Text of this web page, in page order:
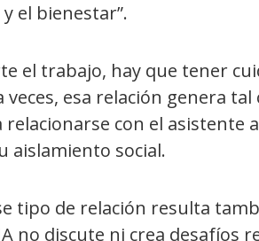
el bienestar”.
el trabajo, hay que tener
veces, esa relación genera
con el asistente
aislamiento social.
tipo de relación resulta
no discute ni crea desafíos